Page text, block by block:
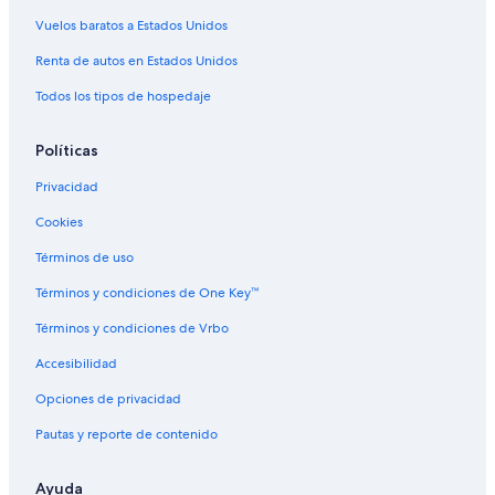
Vuelos baratos a Estados Unidos
Renta de autos en Estados Unidos
Todos los tipos de hospedaje
Políticas
Privacidad
Cookies
Términos de uso
Términos y condiciones de One Key™
Términos y condiciones de Vrbo
Accesibilidad
Opciones de privacidad
Pautas y reporte de contenido
Ayuda